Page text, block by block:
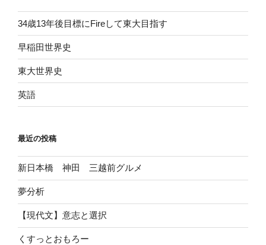
34歳13年後目標にFireして東大目指す
早稲田世界史
東大世界史
英語
最近の投稿
新日本橋 神田 三越前グルメ
夢分析
【現代文】意志と選択
くすっとおもろー